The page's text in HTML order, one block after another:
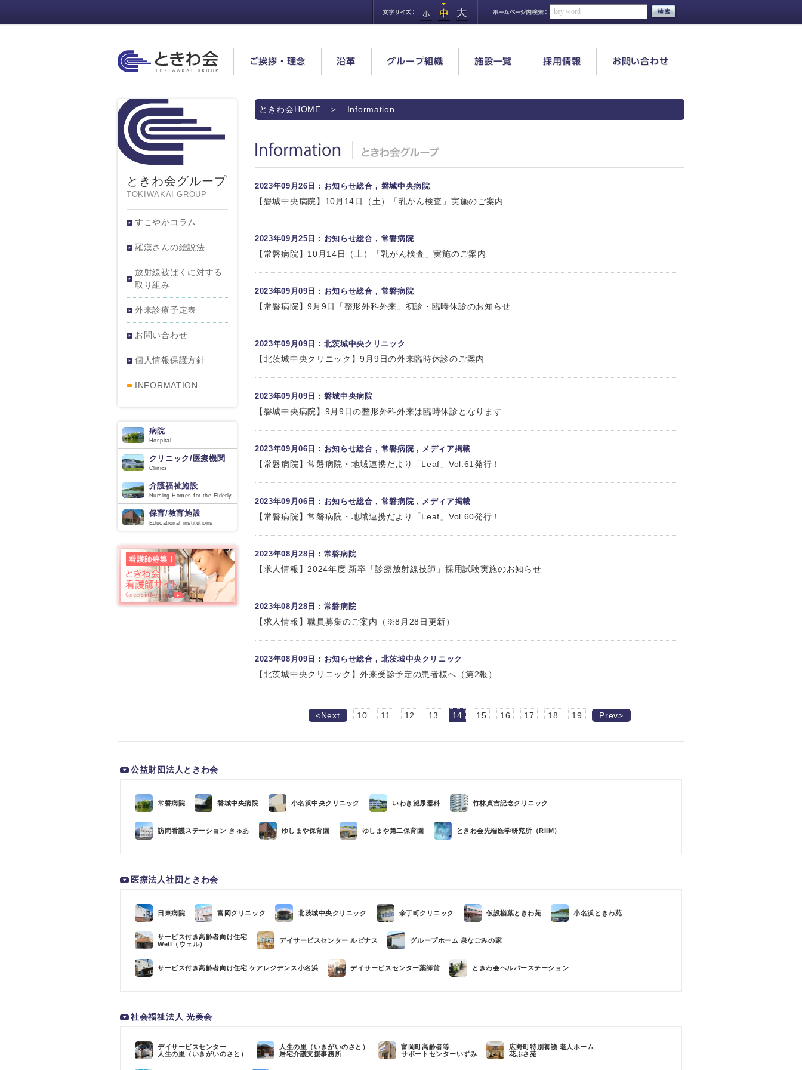
ご挨拶・理念 沿革 グループ組織 施設一覧 採用情報 お問い合わせ
ときわ会HOME ＞ Information
Information
2023年09月26日：お知らせ総合 , 磐城中央病院
【磐城中央病院】10月14日（土）「乳がん検査」実施のご案内
2023年09月25日：お知らせ総合 , 常磐病院
【常磐病院】10月14日（土）「乳がん検査」実施のご案内
2023年09月09日：お知らせ総合 , 常磐病院
【常磐病院】9月9日「整形外科外来」初診・臨時休診のお知らせ
2023年09月09日：北茨城中央クリニック
【北茨城中央クリニック】9月9日の外来臨時休診のご案内
2023年09月09日：磐城中央病院
【磐城中央病院】9月9日の整形外科外来は臨時休診となります
2023年09月06日：お知らせ総合 , 常磐病院 , メディア掲載
【常磐病院】常磐病院・地域連携だより「Leaf」Vol.61発行！
2023年09月06日：お知らせ総合 , 常磐病院 , メディア掲載
【常磐病院】常磐病院・地域連携だより「Leaf」Vol.60発行！
2023年08月28日：常磐病院
【求人情報】2024年度 新卒「診療放射線技師」採用試験実施のお知らせ
2023年08月28日：常磐病院
【求人情報】職員募集のご案内（※8月28日更新）
2023年08月09日：お知らせ総合 , 北茨城中央クリニック
【北茨城中央クリニック】外来受診予定の患者様へ（第2報）
<Next 10 11 12 13 14 15 16 17 18 19 Prev>
ときわ会グループ
TOKIWAKAI GROUP
すこやかコラム
羅漢さんの絵説法
放射線被ばくに対する
取り組み
外来診療予定表
お問い合わせ
個人情報保護方針
INFORMATION
病院
Hospital
クリニック/医療機関
Clinics
介護福祉施設
Nursing Homes for the Elderly
保育/教育施設
Educational institutions
公益財団法人ときわ会
常磐病院 磐城中央病院 小名浜中央クリニック いわき泌尿器科 竹林貞吉記念クリニック
訪問看護ステーション きゅあ ゆしまや保育園 ゆしまや第二保育園 ときわ会先端医学研究所（RIIM）
医療法人社団ときわ会
日東病院 富岡クリニック 北茨城中央クリニック 余丁町クリニック 仮設楢葉ときわ苑 小名浜ときわ苑
サービス付き高齢者向け住宅
Well（ウェル）
デイサービスセンター ルピナス グループホーム 泉なごみの家
サービス付き高齢者向け住宅 ケアレジデンス小名浜 デイサービスセンター薬師前 ときわ会ヘルパーステーション
社会福祉法人 光美会
デイサービスセンター
人生の里（いきがいのさと）
人生の里（いきがいのさと）
居宅介護支援事務所
富岡町高齢者等
サポートセンターいずみ
広野町特別養護 老人ホーム
花ぶさ苑